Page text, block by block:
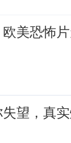
美恐怖
望，真